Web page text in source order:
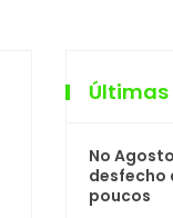
No
desfecho
poucos